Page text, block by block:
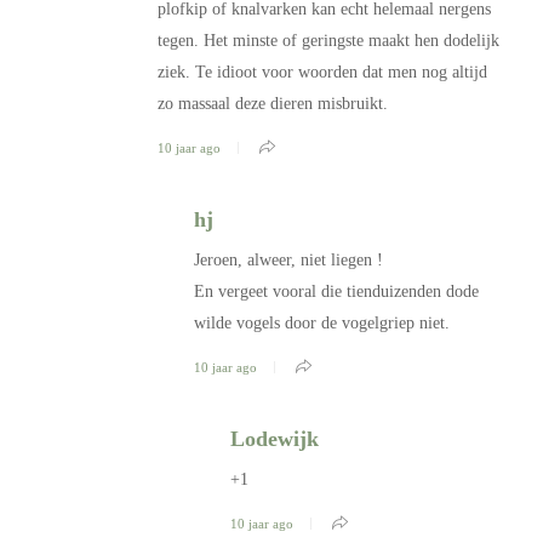
plofkip of knalvarken kan echt helemaal nergens
tegen. Het minste of geringste maakt hen dodelijk
ziek. Te idioot voor woorden dat men nog altijd
zo massaal deze dieren misbruikt.
10 jaar ago
hj
Jeroen, alweer, niet liegen !
En vergeet vooral die tienduizenden dode
wilde vogels door de vogelgriep niet.
10 jaar ago
Lodewijk
+1
10 jaar ago